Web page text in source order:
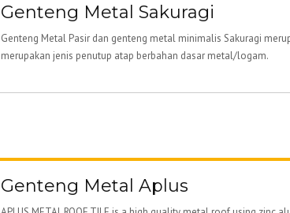
Genteng Metal Sakuragi
Genteng Metal Pasir dan genteng metal minimalis Sakuragi
merupakan jenis penutup atap berbahan dasar metal/logam.
Genteng Metal Aplus